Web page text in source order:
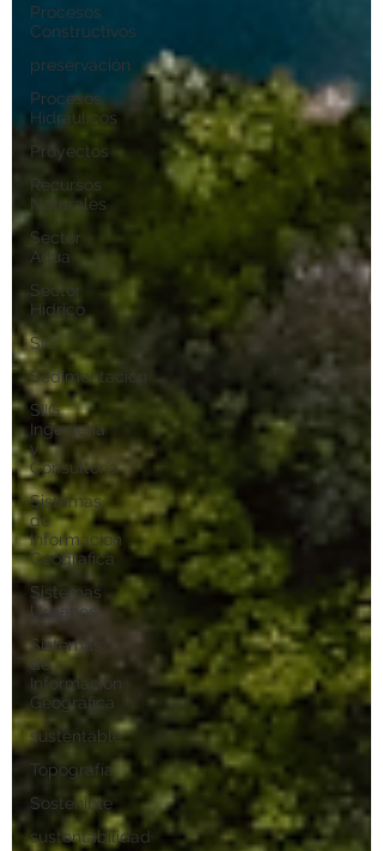
Procesos
Constructivos
preservación
Procesos
Hidráulicos
Proyectos
Recursos
Naturales
Sector
Agua
Sector
Hídrico
SIG
Sedimentación
SIIG
Ingeniería
y
Consultoría
Sistemas
de
Información
Geografica
Sistemas
Urbanos
Sistemas
de
Información
Geográfica
sustentable
Topografía
Sostenible
sustentabilidad